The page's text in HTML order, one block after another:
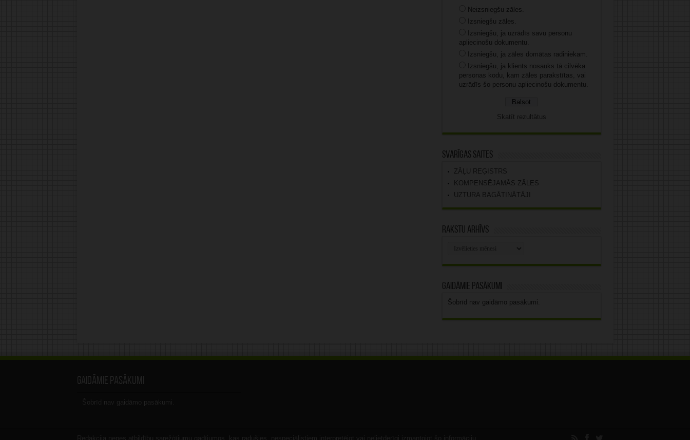
Neizsniegšu zāles.
Izsniegšu zāles.
Izsniegšu, ja uzrādīs savu personu
apliecinošu dokumentu.
Izsniegšu, ja zāles domātas radiniekam.
Izsniegšu, ja klients nosauks tā cilvēka
personas kodu, kam zāles parakstītas, vai
uzrādīs šo personu apliecinošu dokumentu.
Skatīt rezultātus
Svarīgas saites
ZĀĻU REĢISTRS
KOMPENSĒJAMĀS ZĀLES
UZTURA BAGĀTINĀTĀJI
Rakstu arhīvs
Gaidāmie pasākumi
Šobrīd nav gaidāmo pasākumi.
Gaidāmie pasākumi
Šobrīd nav gaidāmo pasākumi.
Redakcija nenes atbildību sarežģījumu gadījumos, kas radušies, nespeciālistiem interpretējot vai nelietderīgi izmantojot šo informāciju.